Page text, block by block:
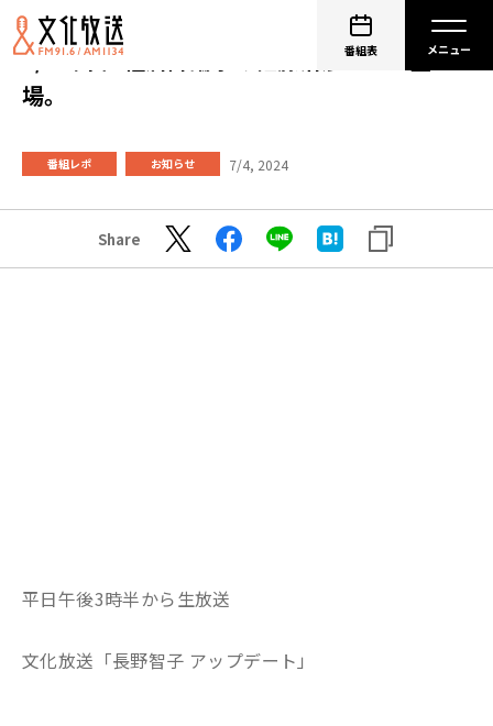
番組表
7/4（木）経済評論家の佐藤治彦さんが登
場。
番組レポ お知らせ 7/4, 2024
Share
平日午後3時半から生放送
文化放送「長野智子 アップデート」